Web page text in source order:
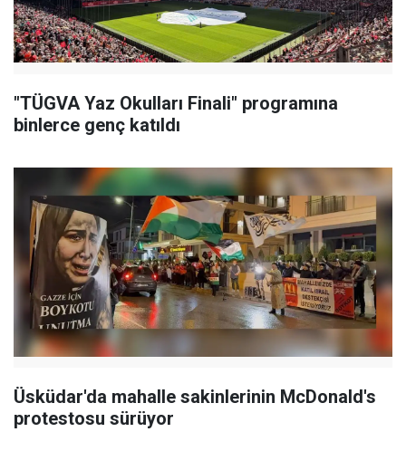
"TÜGVA Yaz Okulları Finali" programına
binlerce genç katıldı
Üsküdar'da mahalle sakinlerinin McDonald's
protestosu sürüyor